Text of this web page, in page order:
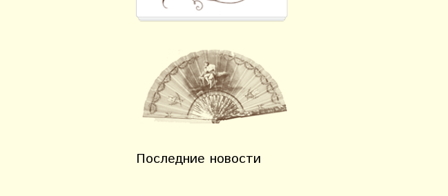
Последние новости